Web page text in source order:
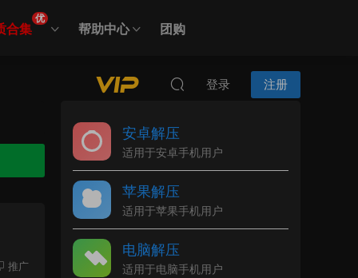
合集
优
帮助中心 团购
登录 注册
推广
安卓解压
适用于安卓手机用户
苹果解压
适用于苹果手机用户
电脑解压
适用于电脑手机用户